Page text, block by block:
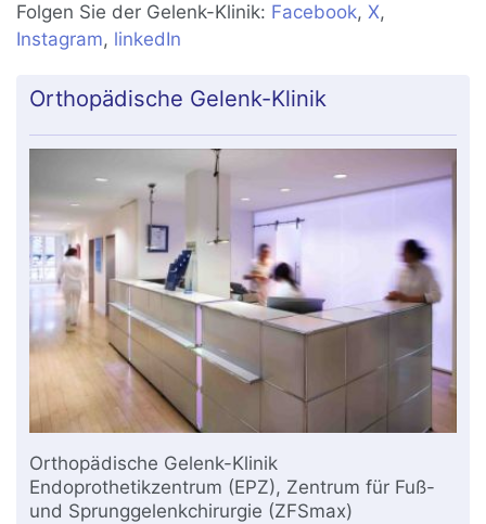
Folgen Sie der Gelenk-Klinik: Facebook,X,
Instagram, linkedIn
Orthopädische Gelenk-Klinik
Orthopädische Gelenk-Klinik
Endoprothetikzentrum (EPZ), Zentrum für Fuß-
und Sprunggelenkchirurgie (ZFSmax)